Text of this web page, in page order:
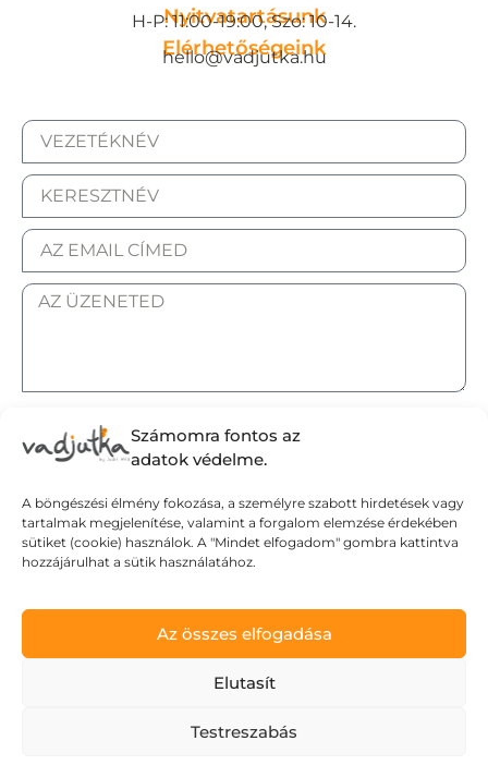
Számomra fontos az
adatok védelme.
A böngészési élmény fokozása, a személyre szabott hirdetések vagy
tartalmak megjelenítése, valamint a forgalom elemzése érdekében
sütiket (cookie) használok. A "Mindet elfogadom" gombra kattintva
hozzájárulhat a sütik használatához.
Az összes elfogadása
Elutasít
Testreszabás
Nyitvatartásunk
H-P: 11:00-19:00, Szo: 10-14.
Elérhetőségeink
hello@vadjutka.hu
Elküldöm
Adatvédelmi tájékoztató
Általános Szerződési Feltételek
Szállítási Feltételek